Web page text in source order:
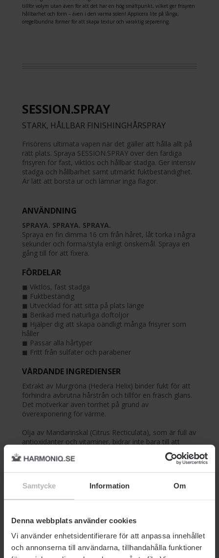
Samtycke Information Om
Denna webbplats använder cookies
Vi använder enhetsidentifierare för att anpassa innehållet
och annonserna till användarna, tillhandahålla funktioner
tillför volym utan även för att det har en hög smältpunkt, vilket ger frisyren
hållbarhet och form – även i den varma solen! Applicera lite på långa,
oregelbundna former för att skapa textur och varaktig separering.
SESSION.SPRAY
STARK, HÅLLBAR FINISHINGHÅRSPRAY
Frisörens ultimata vapen när det gäller att hålla allt på
rätt plats. Spraya SESSION.SPRAY över den färdiga
frisyren för fast, viktlös och hållbar stadga. Ger intensiv
stadga och hållbarhet samt utmärkt fuktbeständighet.
Är lätt att borsta ur och lämnar inga flagor.
ANVÄNDNING
SPRAYA. SPRAYA. SPRAYA.
Spraya en fin dimma 16 cm från håret, låt torka i några
sekunder och forma/styla enligt önskemål. Spraya en
gång till för att fixera.
FÖRDELAR
◼︎ Viktlös, fast stadga
◼︎ Fuktbeständig
◼︎ Utvecklad för att sitta på plats länge
◼︎ Berikad med naturliga doftoljor
◼︎ Hjälper dig att skapa oändligt många frisyrer som
håller
◼︎ Passar alla hårtyper
◼︎ Fritt från sulfater och parabener
VÅRDANDE INGREDIENSER
Extrakt av Murgröna (Hedera Helix) binder fukt för att
förhindra avbrutna hårstrån och tillför en fräsch glans.
Det motverkar även torrhet på grund av
överexponering för värme.
Olja av Mandarinskal (Citrus Recticulata), som är full av
antioxidanter och vitaminer, bidrar inte bara till att
skydda mot stressfaktorer, dess underbara doft
stimulerar även sinnena. Denna hårt arbetande